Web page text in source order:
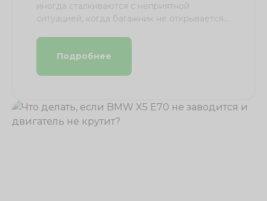
иногда сталкиваются с неприятной
ситуацией, когда багажник не открывается.
Подробнее